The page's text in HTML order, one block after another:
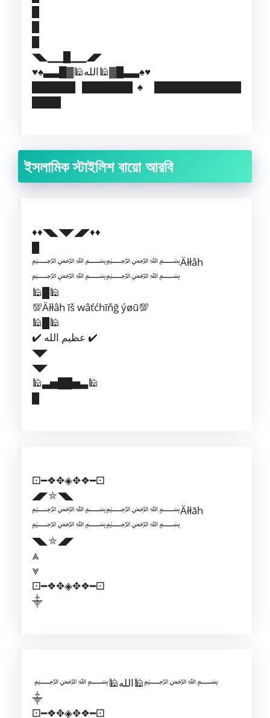
◥◣▁▁█▁▁◢◤
♥♠▃▃█▓🕌الله🕌▓█▃▃♠♥
██████ ███████♠ ████████████
ইসলামিক স্টাইলিশ বায়ো আরবি
♦️♦️◥◣◥◤◢◤♦️♦
﷽﷽Äłłâh
﷽﷽
🕌█🕌
💯Äłłâh īš wâťćhīňğ ýøū💯
🕌█🕌
✔️ عظيم الله ✔️
◥◤
◥◤
🕌▃▅██▅▃🕌
⚀━❖✥◈✥❖━⚀
◢◤⛤◥◣
﷽﷽Äłłāh
﷽﷽
◥◣⛤◢◤
⩓
⩔
⚀━❖✥◈✥❖━⚀
⸎
﷽🕌الله🕌﷽
⸎
⚀━❖✥◈✥❖━⚀